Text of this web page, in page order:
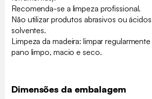
Recomenda-se a limpeza profissional.
Não utilizar produtos abrasivos ou
solventes.
Limpeza da madeira: limpar
pano limpo, macio e seco.
Dimensões da embalagem